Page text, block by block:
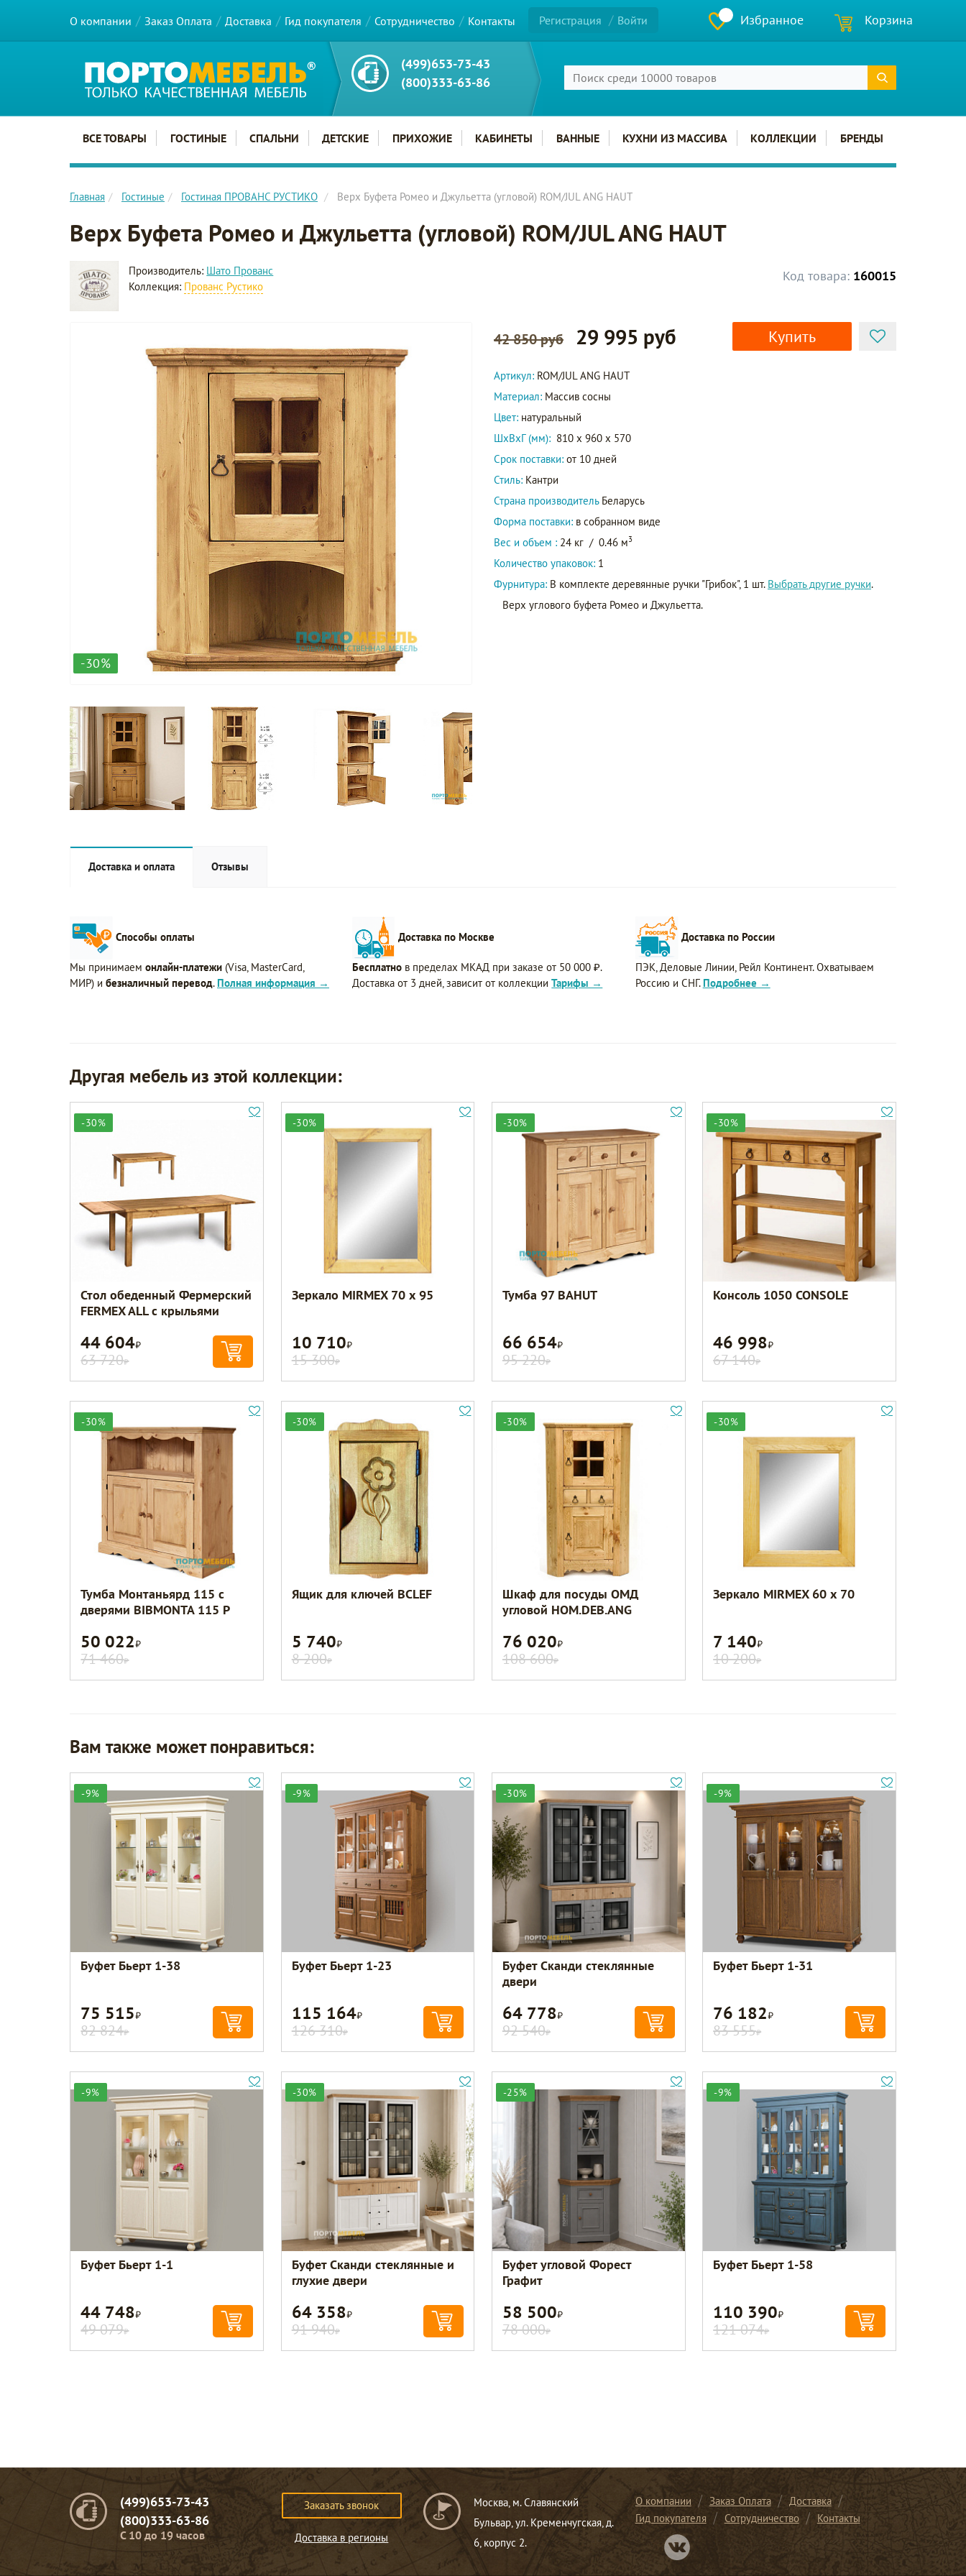
О компании Заказ Оплата Доставка Гид покупателя Сотрудничество Контакты Регистрация Войти Избранное Корзина
(499)653-73-43
(800)333-63-86
Главное меню сайта
ВСЕ ТОВАРЫ ГОСТИНЫЕ СПАЛЬНИ ДЕТСКИЕ ПРИХОЖИЕ КАБИНЕТЫ ВАННЫЕ КУХНИ ИЗ МАССИВА КОЛЛЕКЦИИ БРЕНДЫ
Главная Гостиные Гостиная ПРОВАНС РУСТИКО Верх Буфета Ромео и Джульетта (угловой) ROM/JUL ANG HAUT
Верх Буфета Ромео и Джульетта (угловой) ROM/JUL ANG HAUT
Код товара: 160015
Производитель: Шато Прованс
Коллекция: Прованс Рустико
-30%
42 850 руб 29 995 руб Купить
Артикул: ROM/JUL ANG HAUT
Материал: Массив сосны
Цвет: натуральный
ШxВxГ (мм): 810 x 960 x 570
Срок поставки: от 10 дней
Стиль: Кантри
Страна производитель Беларусь
Форма поставки: в собранном виде
Вес и объем : 24 кг / 0.46 м3
Количество упаковок: 1
Фурнитура: В комплекте деревянные ручки "Грибок", 1 шт. Выбрать другие ручки.
Верх углового буфета Ромео и Джульетта.
Доставка и оплата Отзывы
Способы оплаты
Мы принимаем онлайн-платежи (Visa, MasterCard,
МИР) и безналичный перевод. Полная информация →
Доставка по Москве
Бесплатно в пределах МКАД при заказе от 50 000 ₽.
Доставка от 3 дней, зависит от коллекцииТарифы →
Доставка по России
ПЭК, Деловые Линии, Рейл Континент. Охватываем
Россию и СНГ. Подробнее →
Другая мебель из этой коллекции:
-30%
Стол обеденный Фермерский
FERMEX ALL с крыльями
44 604Р
63 720Р
-30%
Зеркало MIRMEX 70 х 95
10 710Р
15 300Р
-30%
Тумба 97 BAHUT
66 654Р
95 220Р
-30%
Консоль 1050 CONSOLE
46 998Р
67 140Р
-30%
Тумба Монтаньярд 115 с
дверями BIBMONTA 115 P
50 022Р
71 460Р
-30%
Ящик для ключей BCLEF
5 740Р
8 200Р
-30%
Шкаф для посуды ОМД
угловой HOM.DEB.ANG
76 020Р
108 600Р
-30%
Зеркало MIRMEX 60 х 70
7 140Р
10 200Р
Вам также может понравиться:
-9%
Буфет Бьерт 1-38
75 515Р
82 824Р
-9%
Буфет Бьерт 1-23
115 164Р
126 310Р
-30%
Буфет Сканди стеклянные
двери
64 778Р
92 540Р
-9%
Буфет Бьерт 1-31
76 182Р
83 555Р
-9%
Буфет Бьерт 1-1
44 748Р
49 079Р
-30%
Буфет Сканди стеклянные и
глухие двери
64 358Р
91 940Р
-25%
Буфет угловой Форест
Графит
58 500Р
78 000Р
-9%
Буфет Бьерт 1-58
110 390Р
121 074Р
(499)653-73-43
(800)333-63-86
C 10 до 19 часов
Заказать звонок
Доставка в регионы
Москва, м. Славянский
Бульвар, ул. Кременчугская, д.
6, корпус 2.
О компании Заказ Оплата
Доставка
Гид покупателя
Сотрудничество
Контакты
Перейти в нашу группу Вконтакте